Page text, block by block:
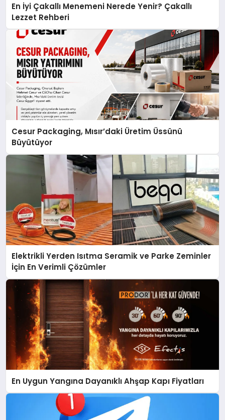
En İyi Çakallı Menemeni Nerede Yenir? Çakallı
Lezzet Rehberi
Cesur Packaging, Mısır’daki Üretim Üssünü
Büyütüyor
Elektrikli Yerden Isıtma Seramik ve Parke Zeminler
İçin En Verimli Çözümler
En Uygun Yangına Dayanıklı Ahşap Kapı Fiyatları